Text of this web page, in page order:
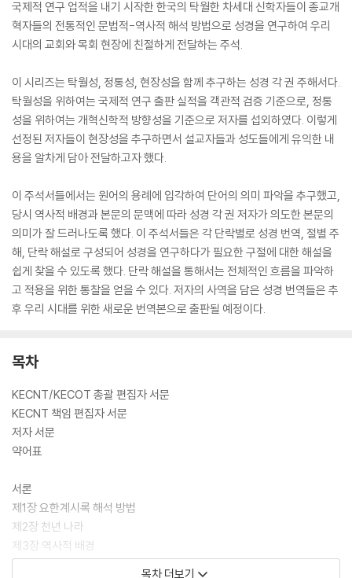
국제적 연구 업적을 내기 시작한 한국의 탁월한 차세대 신학자들이 종교개
혁자들의 전통적인 문법적-역사적 해석 방법으로 성경을 연구하여 우리
시대의 교회와 목회 현장에 친절하게 전달하는 주석.
이 시리즈는 탁월성, 정통성, 현장성을 함께 추구하는 성경 각 권 주해서다.
탁월성을 위하여는 국제적 연구 출판 실적을 객관적 검증 기준으로, 정통
성을 위하여는 개혁신학적 방향성을 기준으로 저자를 섭외하였다. 이렇게
선정된 저자들이 현장성을 추구하면서 설교자들과 성도들에게 유익한 내
용을 알차게 담아 전달하고자 했다.
이 주석서들에서는 원어의 용례에 입각하여 단어의 의미 파악을 추구했고,
당시 역사적 배경과 본문의 문맥에 따라 성경 각 권 저자가 의도한 본문의
의미가 잘 드러나도록 했다. 이 주석서들은 각 단락별로 성경 번역, 절별 주
해, 단락 해설로 구성되어 성경을 연구하다가 필요한 구절에 대한 해설을
쉽게 찾을 수 있도록 했다. 단락 해설을 통해서는 전체적인 흐름을 파악하
고 적용을 위한 통찰을 얻을 수 있다. 저자의 사역을 담은 성경 번역들은 추
후 우리 시대를 위한 새로운 번역본으로 출판될 예정이다.
목차
KECNT/KECOT 총괄 편집자 서문
KECNT 책임 편집자 서문
저자 서문
약어표
서론
제1장 요한계시록 해석 방법
제2장 천년 나라
제3장 역사적 배경
제4장 계시록과 신구약 성경
목차 더보기